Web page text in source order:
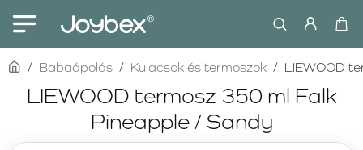
LIEWOOD termosz 350 ml Falk
Pineapple / Sandy
homeBabaápolás Kulacsok és termoszok LIEWOOD